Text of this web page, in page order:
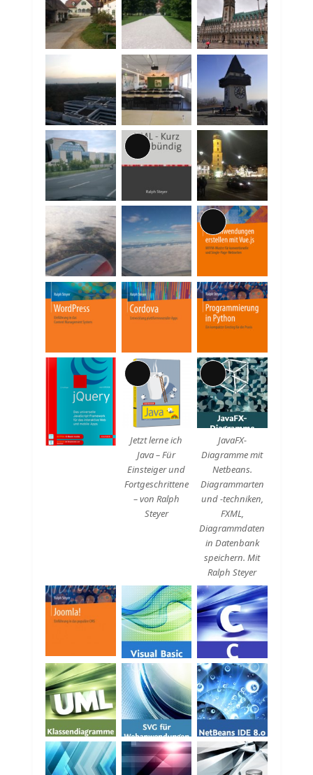
Lange
Beschreibung
Lange
Beschreibung
Lange
Beschreibung
Jetzt lerne ich
Java – Für
Einsteiger und
Fortgeschrittene
– von Ralph
Steyer
Lange
Beschreibung
JavaFX-
Diagramme mit
Netbeans.
Diagrammarten
und -techniken,
FXML,
Diagrammdaten
in Datenbank
speichern. Mit
Ralph Steyer